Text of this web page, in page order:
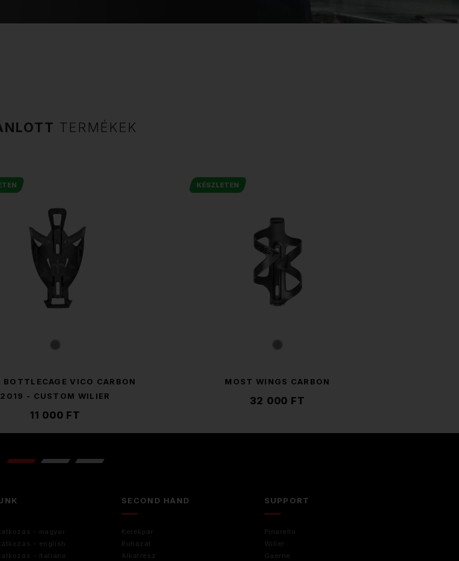
TERMÉKEK
BOTTLECAGE VICO CARBON
2019 - CUSTOM WILIER
11 000 FT
KÉSZLETEN
MOST WINGS CARBON
32 000 FT
- magyar
- english
- italiano
SECOND HAND
Kerékpár
Ruházat
Alkatrész
SUPPORT
Pinarello
Wilier
Gaerne